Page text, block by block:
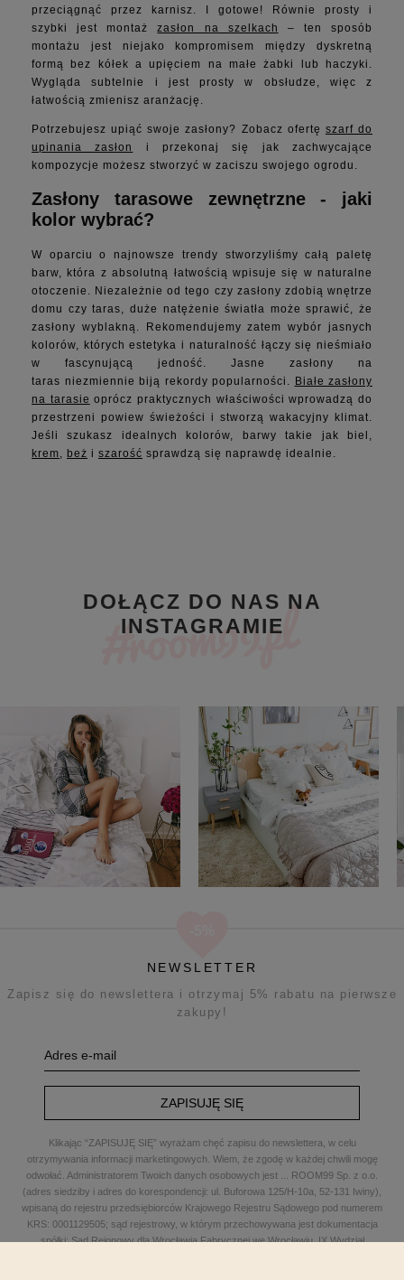
przeciągnąć przez karnisz. I gotowe! Równie prosty i
szybki jest montażzasłon na szelkach
– ten sposób
montażu jest niejako kompromisem między dyskretną
formą bez kółek a upięciem na małe żabki lub haczyki.
Wygląda subtelnie i jest prosty w obsłudze, więc z
łatwością zmienisz aranżację.
Potrzebujesz upiąć swoje zasłony? Zobacz ofertę szarf do
upinania zasłon
i przekonaj się jak zachwycające
kompozycje możesz stworzyć w zaciszu swojego ogrodu.
Zasłony tarasowe zewnętrzne - jaki
kolor wybrać?
W oparciu o najnowsze trendy stworzyliśmy całą paletę
barw, która z absolutną łatwością wpisuje się w naturalne
otoczenie. Niezależnie od tego czy zasłony zdobią wnętrze
domu czy taras, duże natężenie światła może sprawić, że
zasłony wyblakną. Rekomendujemy zatem wybór jasnych
kolorów, których estetyka i naturalność łączy się nieśmiało
w fascynującą jedność. Jasne zasłony na
taras niezmiennie biją rekordy popularności.
Białe zasłony
na tarasie oprócz praktycznych właściwości wprowadzą do
przestrzeni powiew świeżości i stworzą wakacyjny klimat.
Jeśli szukasz idealnych kolorów, barwy takie jak biel,
krem
beż i szarość sprawdzą się naprawdę idealnie.
DOŁĄCZ DO NAS NA
INSTAGRAMIE
NEWSLETTER
Zapisz się do newslettera i otrzymaj 5% rabatu na pierwsze
zakupy!
ZAPISUJĘ SIĘ
Klikając “ZAPISUJĘ SIĘ” wyrażam chęć zapisu do newslettera, w celu
otrzymywania informacji marketingowych. Wiem, że zgodę w każdej chwili mogę
odwołać. Administratorem Twoich danych osobowych jest
ROOM99 Sp. z o.o.
(adres siedziby i adres do korespondencji: ul. Buforowa 125/H-10a, 52-131 Iwiny),
wpisaną do rejestru przedsiębiorców Krajowego Rejestru Sądowego pod numerem
KRS: 0001129505; sąd rejestrowy, w którym przechowywana jest dokumentacja
spółki: Sąd Rejonowy dla Wrocławia Fabrycznej we Wrocławiu, IX Wydział